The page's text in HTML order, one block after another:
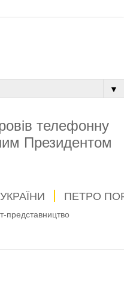
▼
телефонну
Президентом
ПЕТРО
представництво